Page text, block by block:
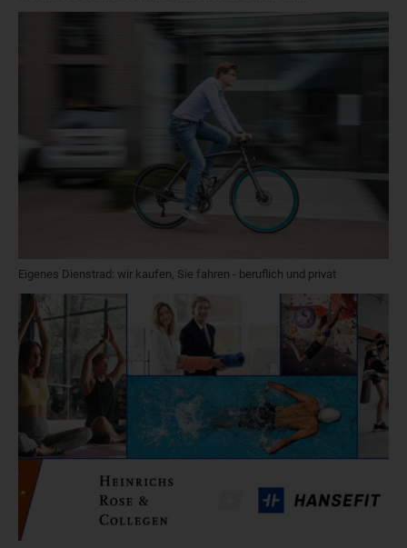
Eigenes Dienstrad: wir kaufen, Sie fahren - beruflich und privat